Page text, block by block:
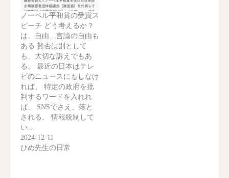
ノーベル平和賞の受賞ス
ピーチ どう考えるか？
は、自由…言論の自由も
ある 賛否は別として
も、大切な訴えでもあ
る。 最近の日本はテレ
ビのニュースにもしなけ
れば、 特定の政府を批
判するワードを入れれ
ば、 SNSでさえ、落と
される。 情報統制して
い…
2024-12-11
ひめ先生の日常